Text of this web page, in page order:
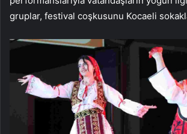
gruplar, festival coşkusunu Kocaeli